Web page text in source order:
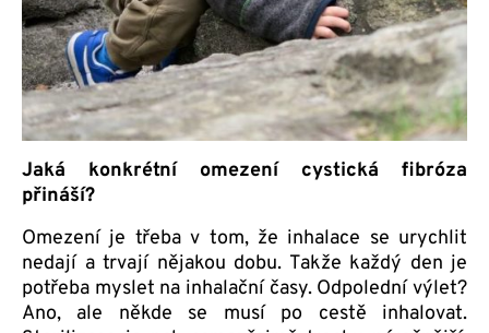
Jaká konkrétní omezení cystická fibróza
přináší?
Omezení je třeba v tom, že inhalace se urychlit
nedají a trvají nějakou dobu. Takže každý den je
potřeba myslet na inhalační časy. Odpolední výlet?
Ano, ale někde se musí po cestě inhalovat.